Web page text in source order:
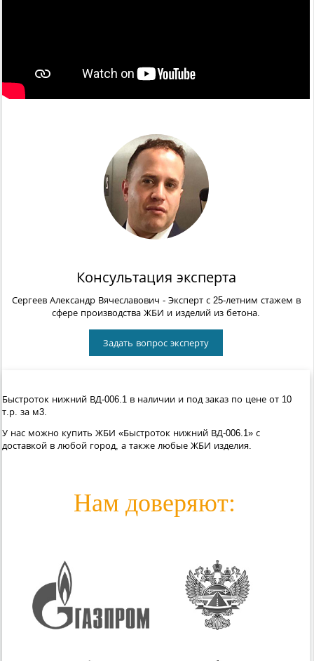
Консультация эксперта
Сергеев Александр Вячеславович - Эксперт с 25-летним стажем в
сфере производства ЖБИ и изделий из бетона.
Задать вопрос эксперту
Быстроток нижний ВД-006.1 в наличии и под заказ по цене от 10
т.р. за м3.
У нас можно купить ЖБИ «Быстроток нижний ВД-006.1» с
доставкой в любой город, а также любые ЖБИ изделия.
Нам доверяют: